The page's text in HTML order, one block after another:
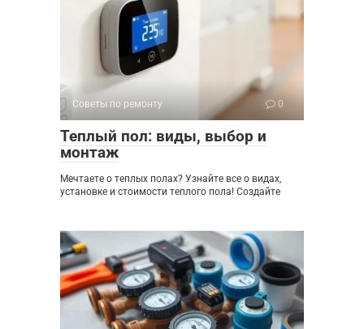
Советы по ремонту 0
Теплый пол: виды, выбор и
монтаж
Мечтаете о теплых полах? Узнайте все о видах,
установке и стоимости теплого пола! Создайте